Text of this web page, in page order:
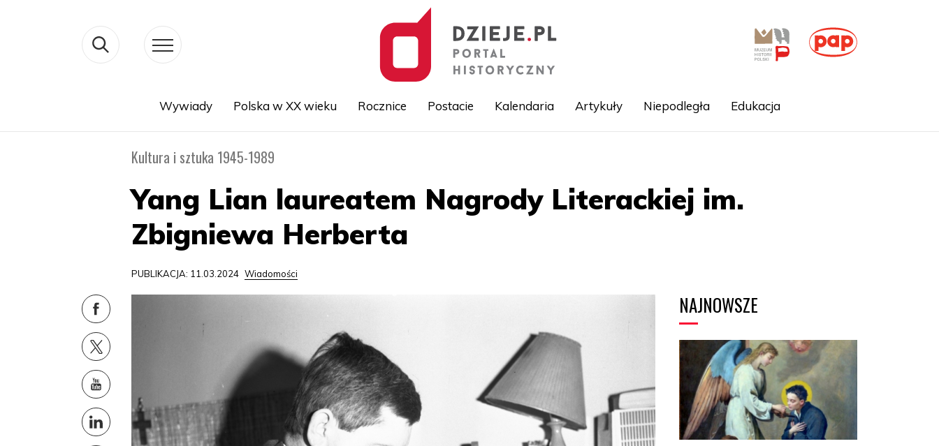
Wywiady Polska w XX wieku Rocznice Postacie Kalendaria Artykuły Niepodległa Edukacja
Kultura i sztuka 1945-1989
Yang Lian laureatem Nagrody Literackiej im.
Zbigniewa Herberta
PUBLIKACJA: 11.03.2024 Wiadomości
NAJNOWSZE